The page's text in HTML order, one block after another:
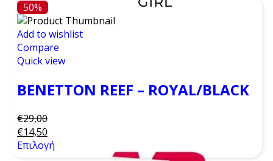
50%
Add to wishlist
Compare
Quick view
BENETTON REEF – ROYAL/BLACK
€29,00
€14,50
Επιλογή